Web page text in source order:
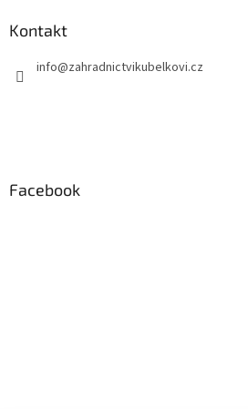
Kontakt
info@zahradnictvikubelkovi.cz
Facebook